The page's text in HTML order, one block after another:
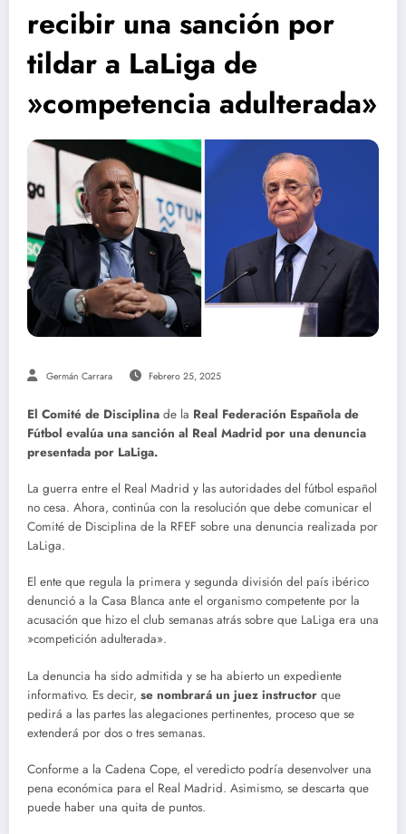
recibir una sanción por
tildar a LaLiga de
»competencia adulterada»
Germán Carrara Febrero 25, 2025
El Comité de Disciplina de la Real Federación Española de
Fútbol evalúa una sanción al Real Madrid por una denuncia
presentada por LaLiga.
La guerra entre el Real Madrid y las autoridades del fútbol español
no cesa. Ahora, continúa con la resolución que debe comunicar el
Comité de Disciplina de la RFEF sobre una denuncia realizada por
LaLiga.
El ente que regula la primera y segunda división del país ibérico
denunció a la Casa Blanca ante el organismo competente por la
acusación que hizo el club semanas atrás sobre que LaLiga era una
»competición adulterada».
La denuncia ha sido admitida y se ha abierto un expediente
informativo. Es decir, se nombrará un juez instructor que
pedirá a las partes las alegaciones pertinentes, proceso que se
extenderá por dos o tres semanas.
Conforme a la Cadena Cope, el veredicto podría desenvolver una
pena económica para el Real Madrid. Asimismo, se descarta que
puede haber una quita de puntos.